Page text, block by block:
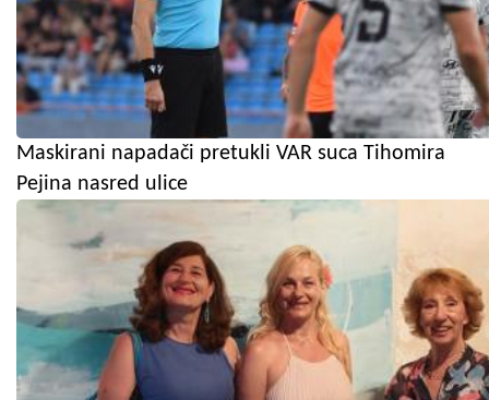
Maskirani napadači pretukli VAR suca Tihomira
Pejina nasred ulice